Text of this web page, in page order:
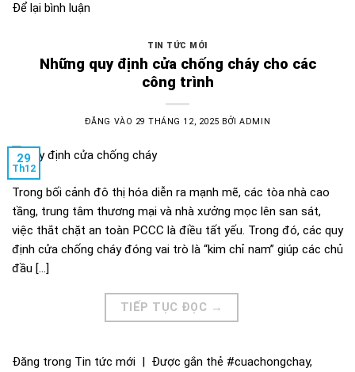
Để lại bình luận
TIN TỨC MỚI
Những quy định cửa chống cháy cho các
công trình
ĐĂNG VÀO 29 THÁNG 12, 2025 BỞIADMIN
29
Th12
Trong bối cảnh đô thị hóa diễn ra mạnh mẽ, các tòa nhà cao
tầng, trung tâm thương mại và nhà xưởng mọc lên san sát,
việc thắt chặt an toàn PCCC là điều tất yếu. Trong đó, các quy
định cửa chống cháy đóng vai trò là “kim chỉ nam” giúp các chủ
đầu […]
TIẾP TỤC ĐỌC →
Đăng trong Tin tức mới | Được gắn thẻ #cuachongchay,